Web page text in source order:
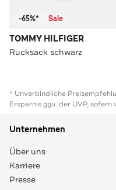
-65%* Sale
TOMMY HILFIGER
Rucksack schwarz
* Unverbindliche
Ersparnis ggü. der UVP, sofern
Unternehmen
Über uns
Karriere
Presse